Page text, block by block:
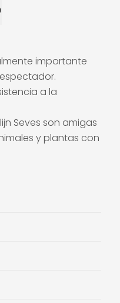
importante
a la
Seves son amigas
y plantas con